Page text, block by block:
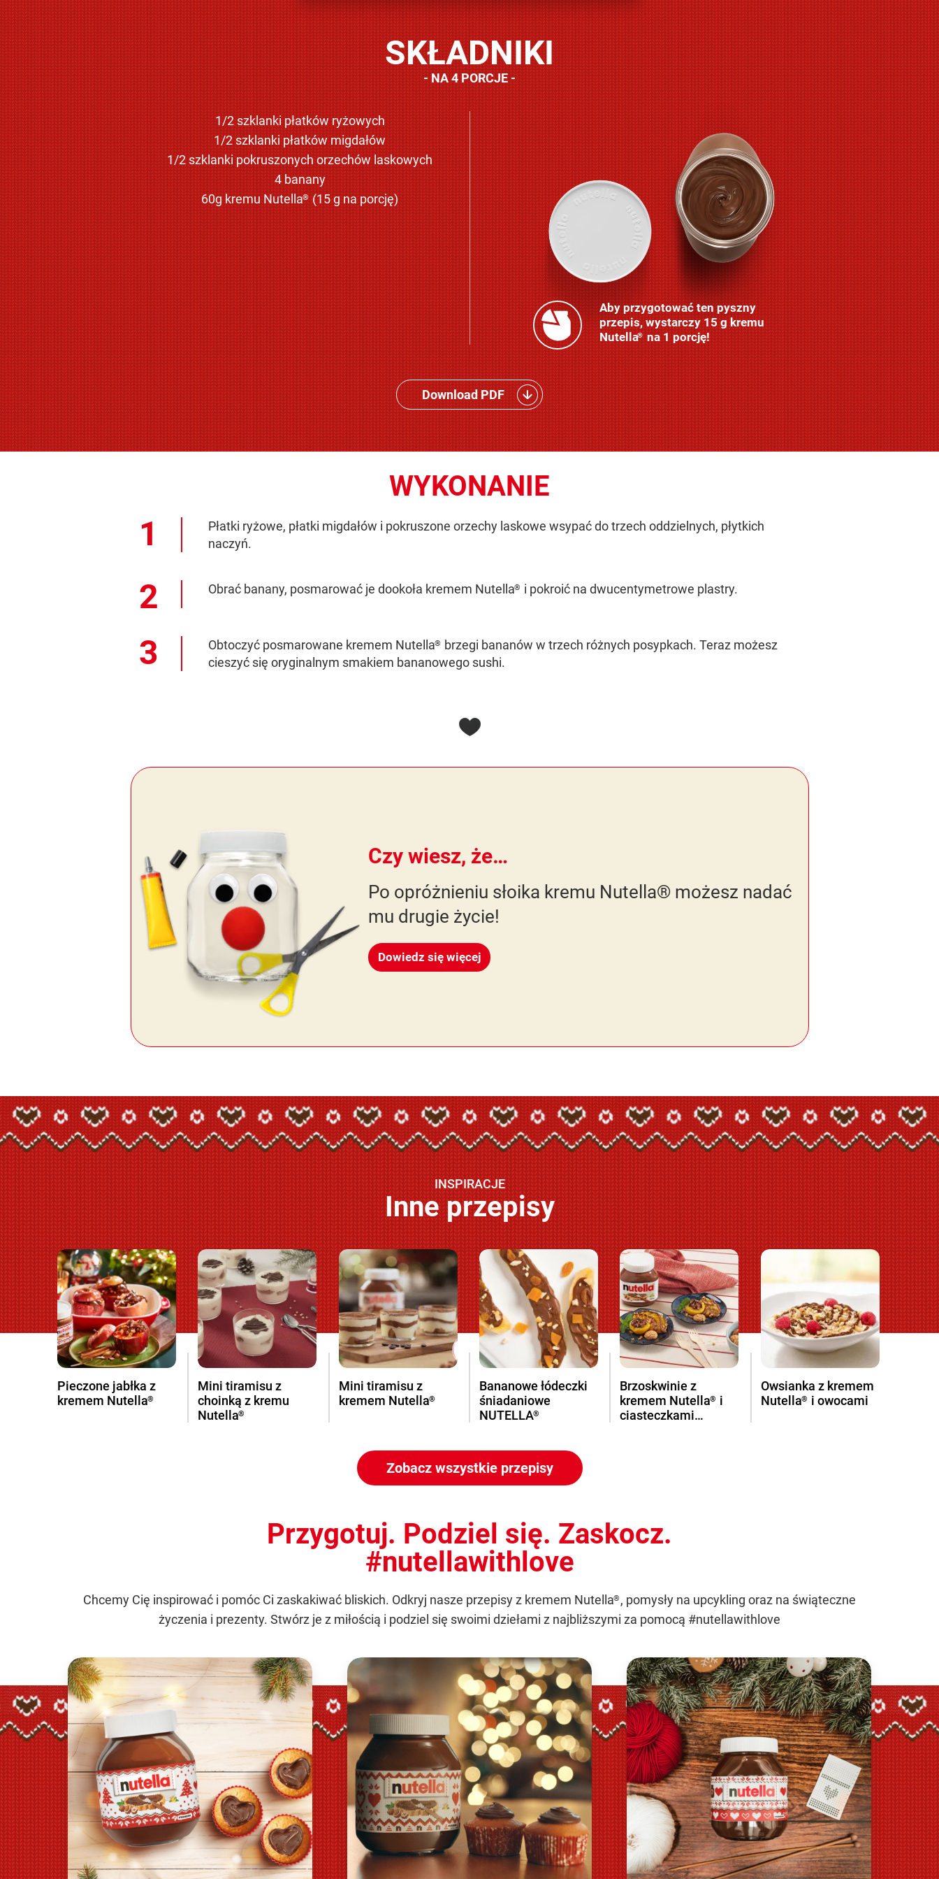
SKŁADNIKI
NA 4 PORCJE
1/2 szklanki płatków ryżowych
1/2 szklanki płatków migdałów
1/2 szklanki pokruszonych orzechów laskowych
4 banany
60g kremu Nutella® (15 g na porcję)
Aby przygotować ten pyszny
przepis, wystarczy 15 g kremu
Nutella®na 1 porcję!
Download PDF
WYKONANIE
Płatki ryżowe, płatki migdałów i pokruszone orzechy laskowe wsypać do trzech oddzielnych, płytkich
naczyń.
Obrać banany, posmarować je dookoła kremem Nutella® i pokroić na dwucentymetrowe plastry.
Obtoczyć posmarowane kremem Nutella®
brzegi bananów w trzech różnych posypkach. Teraz możesz
cieszyć się oryginalnym smakiem bananowego sushi.
Czy wiesz, że…
Po opróżnieniu słoika kremu Nutella® możesz nadać
mu drugie życie!
Dowiedz się więcej
INSPIRACJE
Inne przepisy
Pieczone jabłka z
kremem Nutella®
Mini tiramisu z
choinką z kremu
Nutella®
Mini tiramisu z
kremem Nutella®
Bananowe łódeczki
śniadaniowe
NUTELLA®
Brzoskwinie z
kremem Nutella® i
ciasteczkami
Owsianka z kremem
Nutella® i owocami
Zobacz wszystkie przepisy
Przygotuj. Podziel się. Zaskocz.
#nutellawithlove
Chcemy Cię inspirować i pomóc Ci zaskakiwać bliskich. Odkryj nasze przepisy z kremem Nutella® , pomysły na upcykling oraz na świąteczne
życzenia i prezenty. Stwórz je z miłością i podziel się swoimi dziełami z najbliższymi za pomocą #nutellawithlove